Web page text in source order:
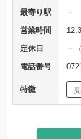
最寄り駅
－
営業時間
定休日
－
電話番号
特徴